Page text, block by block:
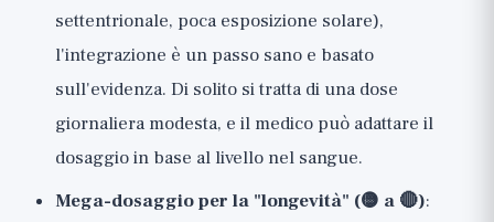
settentrionale, poca esposizione solare),
l'integrazione è un passo sano e basato
sull'evidenza. Di solito si tratta di una dose
giornaliera modesta, e il medico può adattare il
dosaggio in base al livello nel sangue.
Mega-dosaggio per la "longevità" (🟡 a 🔴):